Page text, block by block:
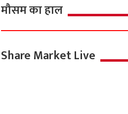
मौसम का हाल
Share Market Live